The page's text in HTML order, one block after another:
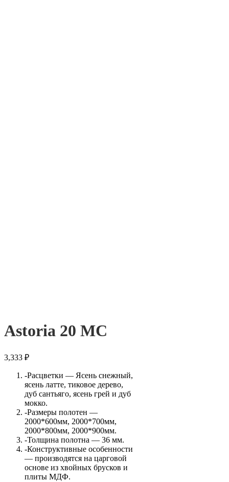
Astoria 20 МС
3,333 ₽
-Расцветки — Ясень снежный,
ясень латте, тиковое дерево,
дуб сантьяго, ясень грей и дуб
мокко.
-Размеры полотен —
2000*600мм, 2000*700мм,
2000*800мм, 2000*900мм.
-Толщина полотна — 36 мм.
-Конструктивные особенности
— производятся на царговой
основе из хвойных брусков и
плиты МДФ.